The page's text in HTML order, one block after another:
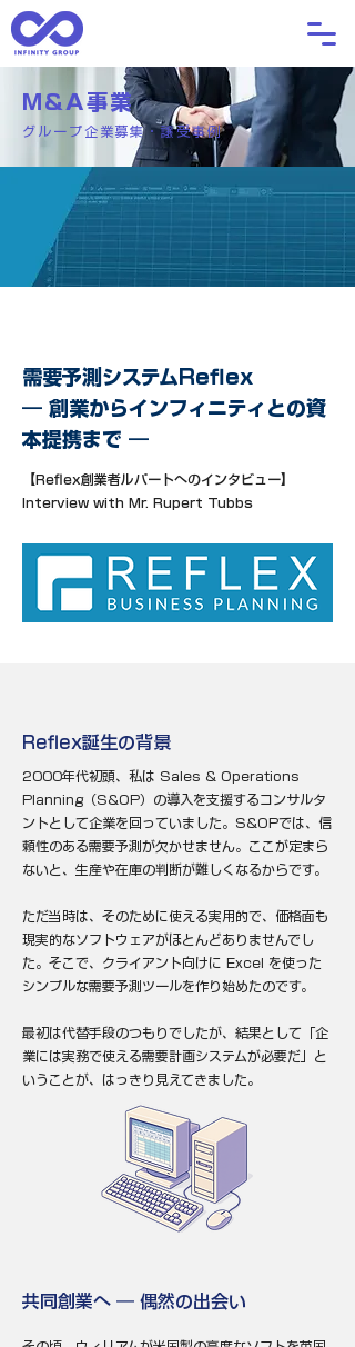
M&A事業
グループ企業募集・譲受事例
需要予測システムReflex
― 創業からインフィニティとの資
本提携まで ―
【Reflex創業者ルパートへのインタビュー】
Interview with Mr. Rupert Tubbs
Reflex誕生の背景
2000年代初頭、私は Sales & Operations
Planning（S&OP）の導入を支援するコンサルタ
ントとして企業を回っていました。S&OPでは、信
頼性のある需要予測が欠かせません。ここが定まら
ないと、生産や在庫の判断が難しくなるからです。
ただ当時は、そのために使える実用的で、価格面も
現実的なソフトウェアがほとんどありませんでし
た。そこで、クライアント向けに Excel を使った
シンプルな需要予測ツールを作り始めたのです。
最初は代替手段のつもりでしたが、結果として「企
業には実務で使える需要計画システムが必要だ」と
いうことが、はっきり見えてきました。
共同創業へ ― 偶然の出会い